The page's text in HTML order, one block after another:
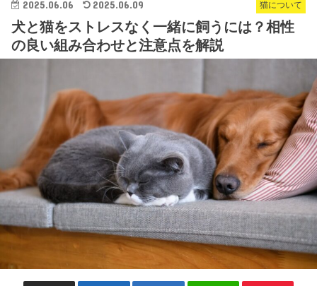
猫について
2025.06.06 2025.06.09
犬と猫をストレスなく一緒に飼うには？相性
の良い組み合わせと注意点を解説